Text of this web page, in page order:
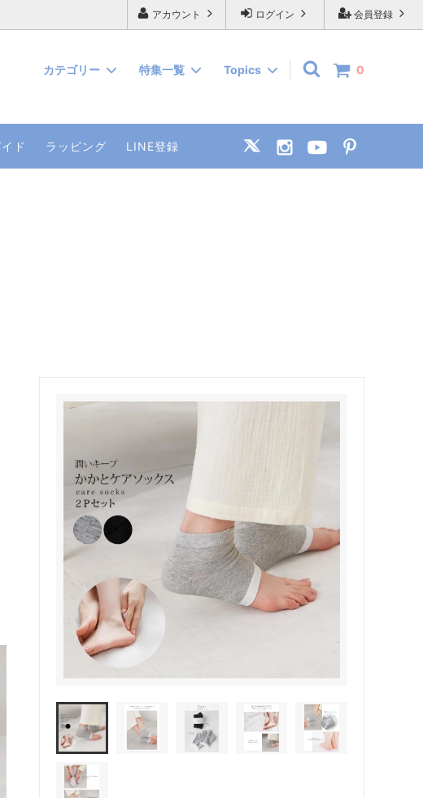
会員登録
ログイン
アカウント
0
カテゴリー
メンズ
特集一覧
ウェア コットンルームウェア
旅する女子のルームウェア
Topics
！夏のトラベルキ
ショップブログ
ド ラッピング LINE登録